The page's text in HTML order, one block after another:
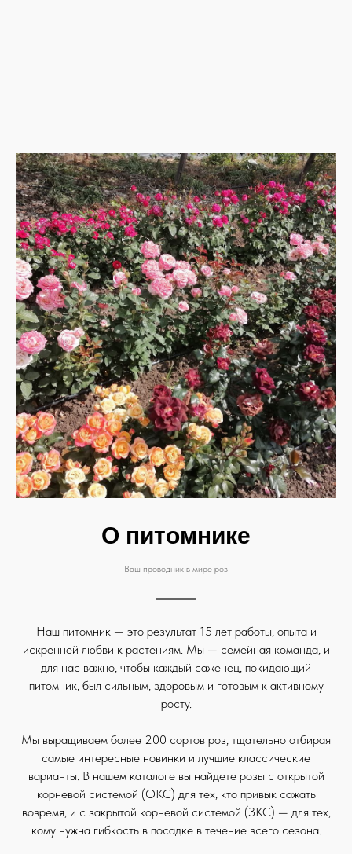
О питомнике
Ваш проводник в мире роз
Наш питомник — это результат 15 лет работы, опыта и
искренней любви к растениям. Мы — семейная команда, и
для нас важно, чтобы каждый саженец, покидающий
питомник, был сильным, здоровым и готовым к активному
росту.
Мы выращиваем более 200 сортов роз, тщательно отбирая
самые интересные новинки и лучшие классические
варианты. В нашем каталоге вы найдете розы с открытой
корневой системой (ОКС) для тех, кто привык сажать
вовремя, и с закрытой корневой системой (ЗКС) — для тех,
кому нужна гибкость в посадке в течение всего сезона.